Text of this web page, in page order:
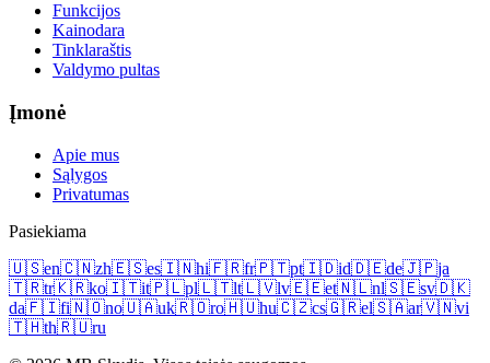
Funkcijos
Kainodara
Tinklaraštis
Valdymo pultas
Įmonė
Apie mus
Sąlygos
Privatumas
Pasiekiama
🇺🇸en🇨🇳zh🇪🇸es🇮🇳hi🇫🇷fr🇵🇹pt🇮🇩id🇩🇪de🇯🇵ja
🇹🇷tr🇰🇷ko🇮🇹it🇵🇱pl🇱🇹lt🇱🇻lv🇪🇪et🇳🇱nl🇸🇪sv🇩🇰
da🇫🇮fi🇳🇴no🇺🇦uk🇷🇴ro🇭🇺hu🇨🇿cs🇬🇷el🇸🇦ar🇻🇳vi
🇹🇭th🇷🇺ru